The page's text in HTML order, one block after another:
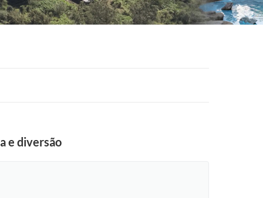
e diversão